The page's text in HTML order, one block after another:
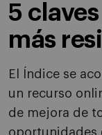
5
más
El Índice se
un recurso
de mejora de
oportunidades